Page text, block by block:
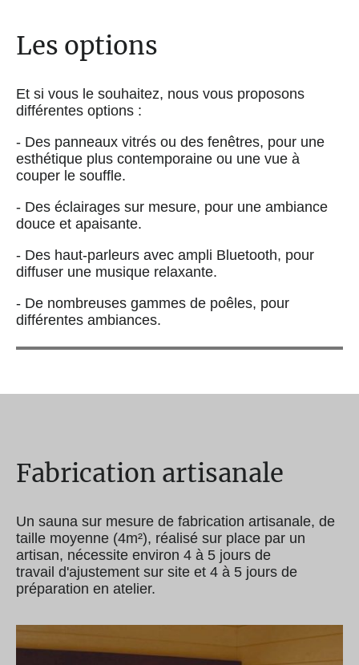
Les options
Et si vous le souhaitez, nous vous proposons
différentes options :
- Des panneaux vitrés ou des fenêtres, pour une
esthétique plus contemporaine ou une vue à
couper le souffle.
- Des éclairages sur mesure, pour une ambiance
douce et apaisante.
- Des haut-parleurs avec ampli Bluetooth, pour
diffuser une musique relaxante.
- De nombreuses gammes de poêles, pour
différentes ambiances.
Fabrication artisanale
Un sauna sur mesure de fabrication artisanale, de
taille moyenne (4m²), réalisé sur place par un
artisan, nécessite environ 4 à 5 jours de
travail d'ajustement sur site et 4 à 5 jours de
préparation en atelier.